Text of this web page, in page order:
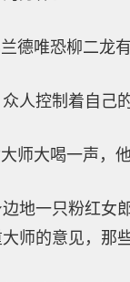
德唯恐柳二龙
人控制着自己
师大喝一声，
地一只粉红女
师的意见，那